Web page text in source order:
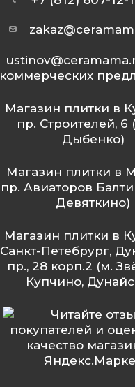
коммерческих
Магазин плитки в
пр. Строителей, 6
Дыбенко)
Магазин плитки в
пр. Авиаторов
Девяткино)
Магазин плитки в
Санкт-Петебрург,
пр., 28 корп.2 (м.
Купчино,